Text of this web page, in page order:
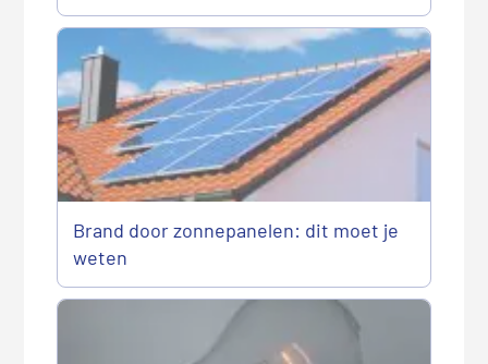
Brand door zonnepanelen: dit moet je
weten